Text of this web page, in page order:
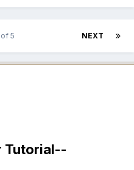
NEXT
5
Tutorial--